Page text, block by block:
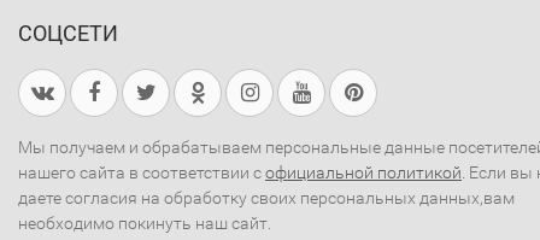
СОЦСЕТИ
Мы получаем и обрабатываем персональные данные
нашего сайта в соответствии софициальной политикой. Если вы
даете согласия на обработку своих персональных данных,вам
необходимо покинуть наш сайт.